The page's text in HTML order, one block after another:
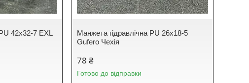
42х32-7 EXL
Манжета гідравлічна PU 26х18-5
Gufero Чехія
78 ₴
Готово до відправки